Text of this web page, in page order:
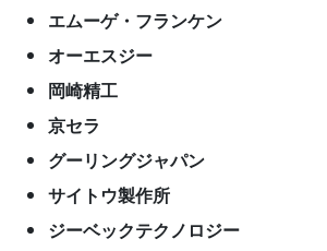
エムーゲ・フランケン
オーエスジー
岡崎精工
京セラ
グーリングジャパン
サイトウ製作所
ジーベックテクノロジー